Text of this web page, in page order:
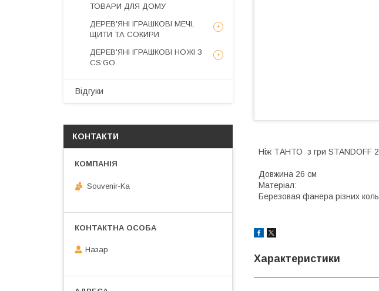
Ніж ТАНТО з гри STANDOFF
Довжина 26 см
Матеріал:
Березовая фанера різних
Характеристики
ТОВАРИ ДЛЯ ДОМУ
ДЕРЕВ'ЯНІ ІГРАШКОВІ МЕЧІ,
ЩИТИ ТА СОКИРИ
ДЕРЕВ'ЯНІ ІГРАШКОВІ НОЖІ З
CS:GO
Відгуки
КОНТАКТИ
Souvenir-Ka
Назар